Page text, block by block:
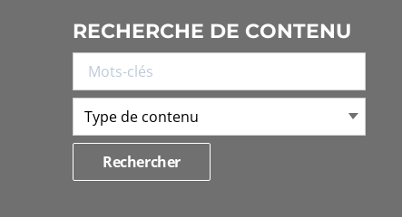
RECHERCHE DE CONTENU
Type de contenu